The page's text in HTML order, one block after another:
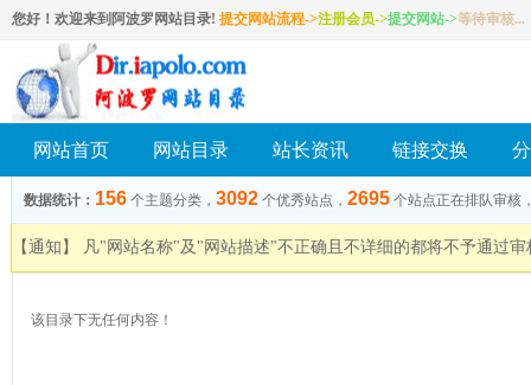
您好！欢迎来到阿波罗网站目录! 提交网站流程->注册会员->提交网站->等待审核...
网站首页 网站目录 站长资讯 链接交换
数据统计： 156 个主题分类， 3092 个优秀站点， 2695 个站点正在排队审核
【通知】 凡"网站名称"及"网站描述"不正确且不详细的都将不予通过
该目录下无任何内容！